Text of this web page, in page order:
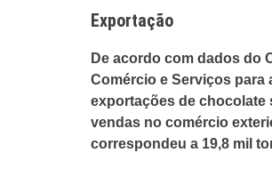
Exportação
De acordo com dados do
Comércio e Serviços
exportações de chocolate
vendas no comércio
correspondeu a 19,8 mil